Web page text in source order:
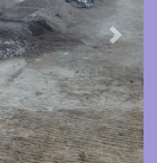
Next